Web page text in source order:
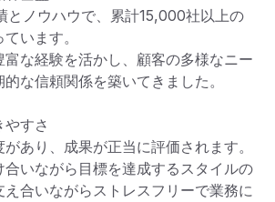
とノウハウで、累計15,000社以上の
います。
な経験を活かし、顧客の多様なニー
な信頼関係を築いてきました。
すさ
あり、成果が正当に評価されます。
合いながら目標を達成するスタイルの
え合いながらストレスフリーで業務に